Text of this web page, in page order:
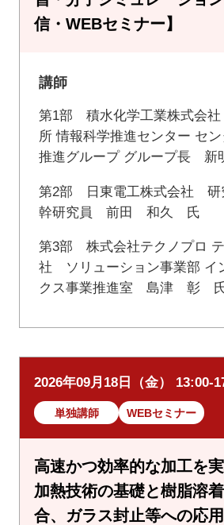
信・WEBセミナー】
講師
第1部 積水化学工業株式会
所 情報科学推進センター セ
推進グループ グループ長
第2部 日東電工株式会社 研
幹研究員 前田 和久 氏
第3部 株式会社テクノプロ
社 ソリューション事業部 イ
クス事業推進室 島津 彰
2026年09月18日（金） 13:00-
単独講師 WEBセミナー
高速かつ効率的な加工を
加熱技術の基礎と樹脂溶
合、ガラス封止等への応